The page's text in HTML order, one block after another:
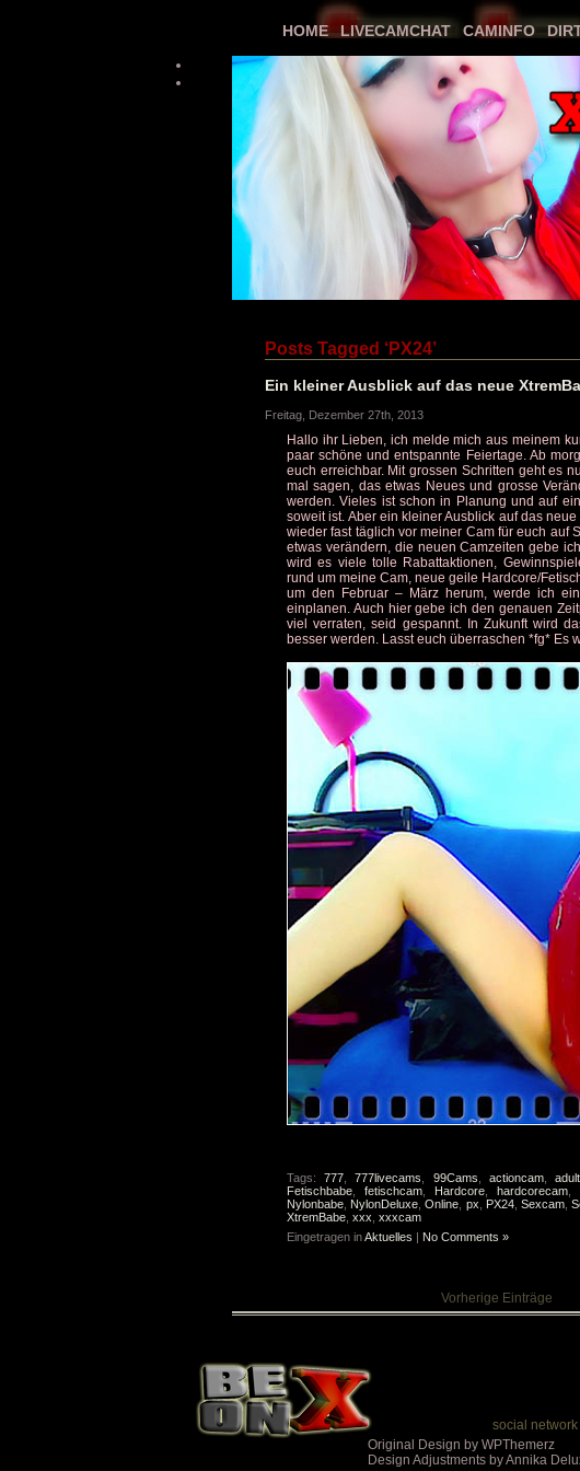
HOME LIVECAMCHAT CAMINFO
Posts Tagged ‘PX24’
Ein kleiner Ausblick auf das neue
Freitag, Dezember 27th, 2013
Hallo ihr Lieben, ich melde mich aus meinem
paar schöne und entspannte Feiertage. Ab
euch erreichbar. Mit grossen Schritten geht es
mal sagen, das etwas Neues und grosse
werden. Vieles ist schon in Planung und auf
soweit ist. Aber ein kleiner Ausblick auf das
wieder fast täglich vor meiner Cam für euch auf
etwas verändern, die neuen Camzeiten gebe
wird es viele tolle Rabattaktionen,
rund um meine Cam, neue geile Hardcore/
um den Februar – März herum, werde ich
einplanen. Auch hier gebe ich den genauen
viel verraten, seid gespannt. In Zukunft wird
besser werden. Lasst euch überraschen *fg* Es
Tags:777 ,777livecams 99Cams actioncam,
Fetischbabe ,fetischcam Hardcore ,hardcorecam
Nylonbabe NylonDeluxe ,Online px PX24, Sexcam,
XtremBabe xxx xxxcam
Eingetragen inAktuelles | No Comments »
Vorherige Einträge
social network
Original Design by WPThemerz
Design Adjustments by Annika